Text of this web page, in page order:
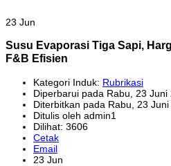
23 Jun
Susu Evaporasi Tiga Sapi,
F&B Efisien
Kategori Induk: Rubrikasi
Diperbarui pada Rabu, 23 Juni
Diterbitkan pada Rabu, 23
Ditulis oleh admin1
Dilihat: 3606
Cetak
Email
23 Jun